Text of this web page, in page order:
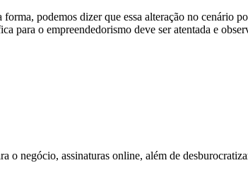
podemos dizer que essa alteração no cenário
para o empreendedorismo deve ser atentada e
negócio, assinaturas online, além de